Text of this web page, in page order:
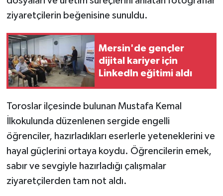
ziyaretçilerin beğenisine sunuldu.
Mersin'de gençler
dijital kariyer için
LinkedIn eğitimi aldı
Toroslar ilçesinde bulunan Mustafa Kemal
İlkokulunda düzenlenen sergide engelli
öğrenciler, hazırladıkları eserlerle yeteneklerini ve
hayal güçlerini ortaya koydu. Öğrencilerin emek,
sabır ve sevgiyle hazırladığı çalışmalar
ziyaretçilerden tam not aldı.